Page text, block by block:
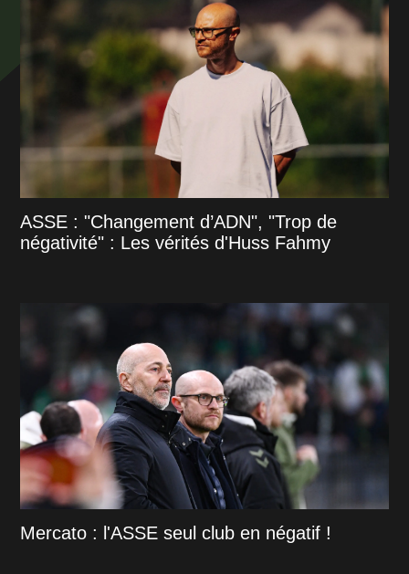
ASSE : "Changement d’ADN", "Trop de
négativité" : Les vérités d'Huss Fahmy
Mercato : l'ASSE seul club en négatif !